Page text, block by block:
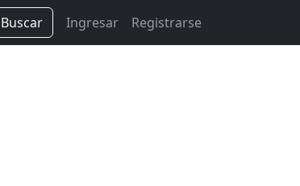
Buscar Ingresar Registrarse